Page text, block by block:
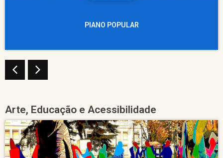
PIANO POPULAR
Arte, Educação e Acessibilidade